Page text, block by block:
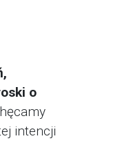
o
intencji